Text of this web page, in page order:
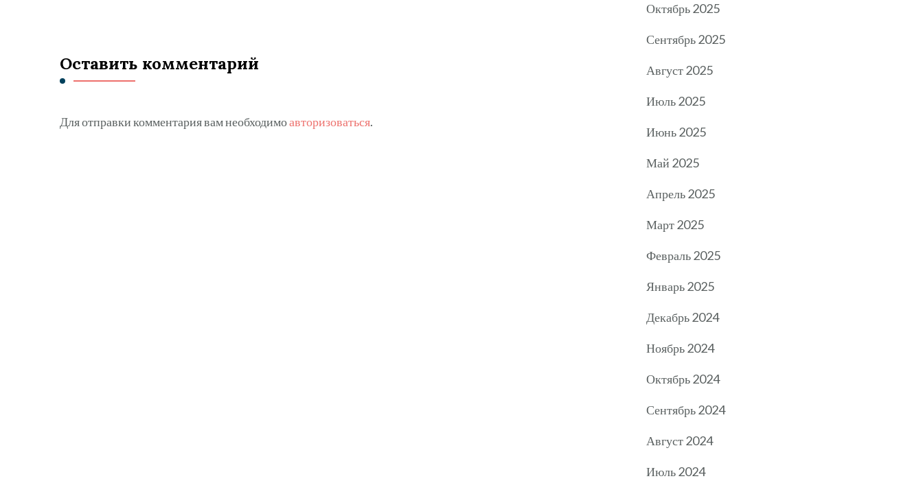
Оставить комментарий
Для отправки комментария вам необходимоавторизоваться.
Октябрь 2025
Сентябрь 2025
Август 2025
Июль 2025
Июнь 2025
Май 2025
Апрель 2025
Март 2025
Февраль 2025
Январь 2025
Декабрь 2024
Ноябрь 2024
Октябрь 2024
Сентябрь 2024
Август 2024
Июль 2024